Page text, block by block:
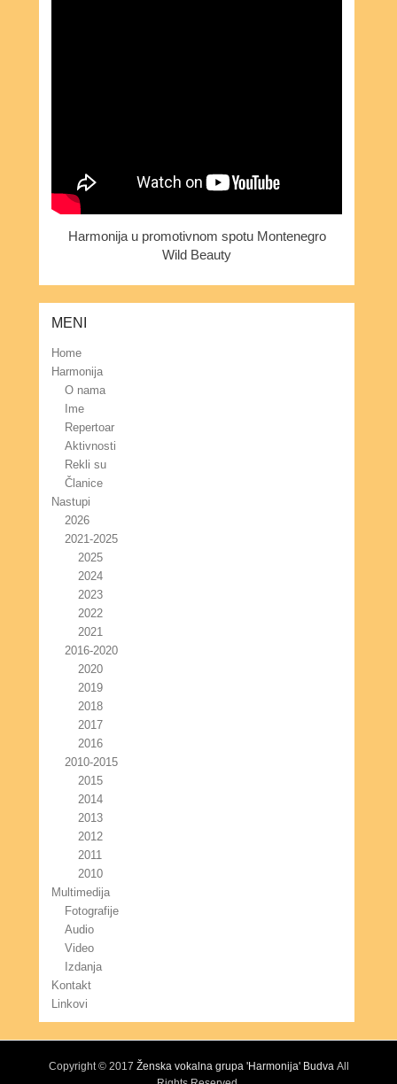
Harmonija u promotivnom spotu Montenegro
Wild Beauty
MENI
Home
Harmonija
O nama
Ime
Repertoar
Aktivnosti
Rekli su
Članice
Nastupi
2026
2021-2025
2025
2024
2023
2022
2021
2016-2020
2020
2019
2018
2017
2016
2010-2015
2015
2014
2013
2012
2011
2010
Multimedija
Fotografije
Audio
Video
Izdanja
Kontakt
Linkovi
Copyright © 2017 Ženska vokalna grupa 'Harmonija' BudvaAll